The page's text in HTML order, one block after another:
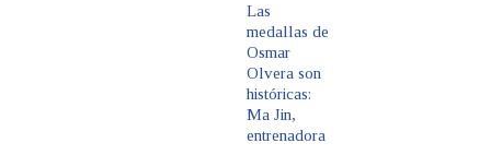
Las
medallas de
Osmar
Olvera son
históricas:
Ma Jin,
entrenadora